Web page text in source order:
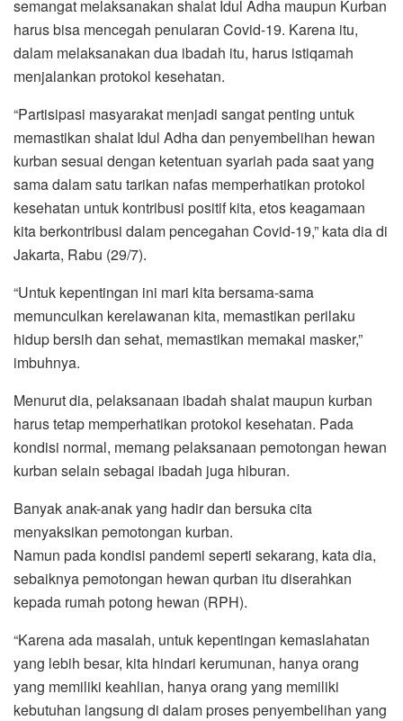
semangat melaksanakan shalat Idul Adha maupun Kurban
harus bisa mencegah penularan Covid-19. Karena itu,
dalam melaksanakan dua ibadah itu, harus istiqamah
menjalankan protokol kesehatan.
“Partisipasi masyarakat menjadi sangat penting untuk
memastikan shalat Idul Adha dan penyembelihan hewan
kurban sesuai dengan ketentuan syariah pada saat yang
sama dalam satu tarikan nafas memperhatikan protokol
kesehatan untuk kontribusi positif kita, etos keagamaan
kita berkontribusi dalam pencegahan Covid-19,” kata dia di
Jakarta, Rabu (29/7).
“Untuk kepentingan ini mari kita bersama-sama
memunculkan kerelawanan kita, memastikan perilaku
hidup bersih dan sehat, memastikan memakai masker,”
imbuhnya.
Menurut dia, pelaksanaan ibadah shalat maupun kurban
harus tetap memperhatikan protokol kesehatan. Pada
kondisi normal, memang pelaksanaan pemotongan hewan
kurban selain sebagai ibadah juga hiburan.
Banyak anak-anak yang hadir dan bersuka cita
menyaksikan pemotongan kurban.
Namun pada kondisi pandemi seperti sekarang, kata dia,
sebaiknya pemotongan hewan qurban itu diserahkan
kepada rumah potong hewan (RPH).
“Karena ada masalah, untuk kepentingan kemaslahatan
yang lebih besar, kita hindari kerumunan, hanya orang
yang memiliki keahlian, hanya orang yang memiliki
kebutuhan langsung di dalam proses penyembelihan yang